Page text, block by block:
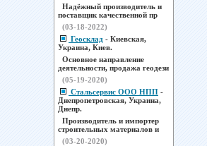
Надёжный производитель и
поставщик качественной пр
(03-18-2022)
Геосклад - Киевская,
Украина, Киев.
Основное направление
деятельности, продажа геодези
(05-19-2020)
Стальсервис ООО НПП -
Днепропетровская, Украина,
Днепр.
Производитель и импортер
строительных материалов и
(03-20-2020)